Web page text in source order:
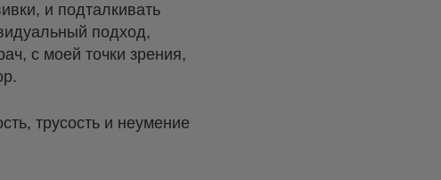
и подталкивать
подход,
с моей точки зрения,
трусость и неумение